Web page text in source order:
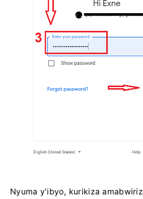
Nyuma y'ibyo, kurikiza